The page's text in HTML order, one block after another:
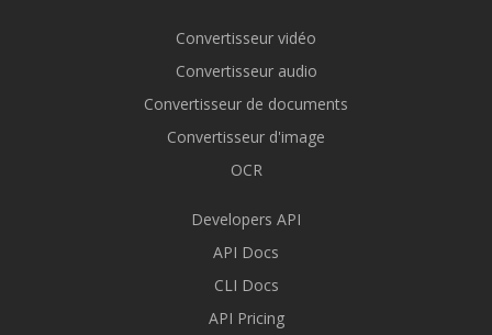
Convertisseur vidéo
Convertisseur audio
Convertisseur de documents
Convertisseur d'image
OCR
Developers API
API Docs
CLI Docs
API Pricing